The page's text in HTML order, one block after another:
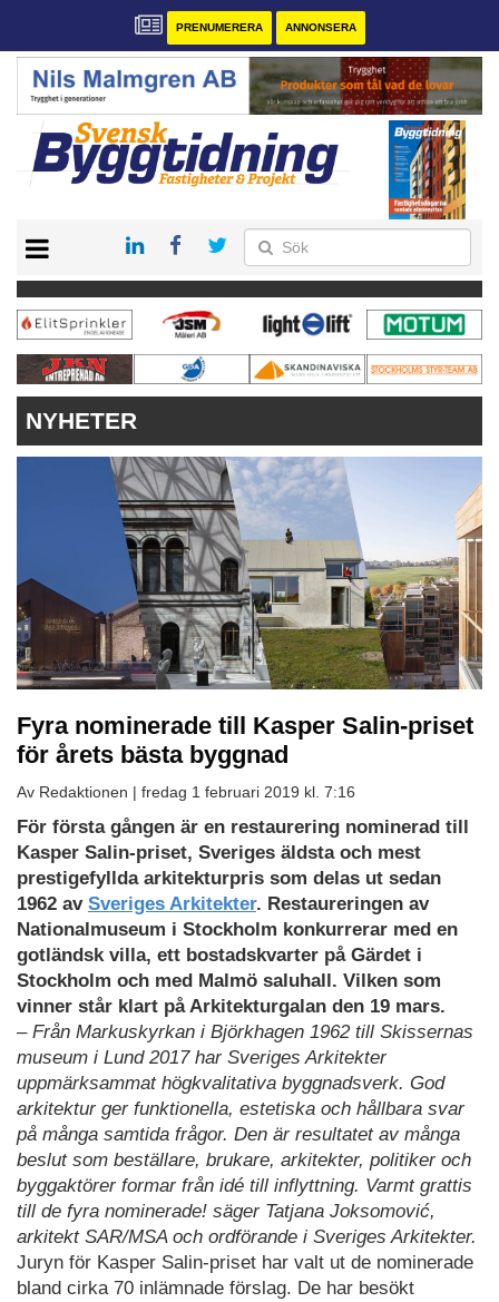
PRENUMERERA ANNONSERA
PRENUMERERA
VÅRA ANDRA MAGASIN
ANNONSERA
KONTAKT
NYHETER
Fyra nominerade till Kasper Salin-priset
för årets bästa byggnad
Av Redaktionen | fredag 1 februari 2019 kl. 7:16
För första gången är en restaurering nominerad till
Kasper Salin-priset, Sveriges äldsta och mest
prestigefyllda arkitekturpris som delas ut sedan
1962 av Sveriges Arkitekter. Restaureringen av
Nationalmuseum i Stockholm konkurrerar med en
gotländsk villa, ett bostadskvarter på Gärdet i
Stockholm och med Malmö saluhall. Vilken som
vinner står klart på Arkitekturgalan den 19 mars.
– Från Markuskyrkan i Björkhagen 1962 till Skissernas
museum i Lund 2017 har Sveriges Arkitekter
uppmärksammat högkvalitativa byggnadsverk. God
arkitektur ger funktionella, estetiska och hållbara svar
på många samtida frågor. Den är resultatet av många
beslut som beställare, brukare, arkitekter, politiker och
byggaktörer formar från idé till inflyttning. Varmt grattis
till de fyra nominerade! säger Tatjana Joksomović,
arkitekt SAR/MSA och ordförande i Sveriges Arkitekter.
Juryn för Kasper Salin-priset har valt ut de nominerade
bland cirka 70 inlämnade förslag. De har besökt